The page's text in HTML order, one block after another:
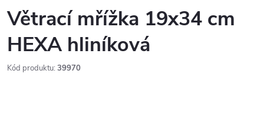
Větrací mřížka 19x34 cm
HEXA hliníková
Kód produktu: 39970